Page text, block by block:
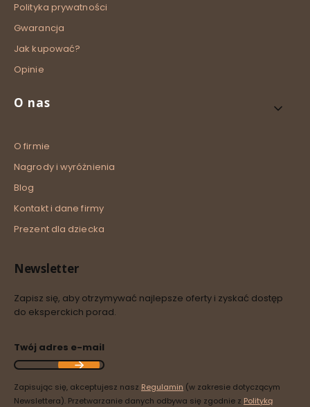
Polityka prywatności
Gwarancja
Jak kupować?
Opinie
O nas
O firmie
Nagrody i wyróżnienia
Blog
Kontakt i dane firmy
Prezent dla dziecka
Newsletter
Zapisz się, aby otrzymywać najlepsze oferty i zyskać dostęp
do eksperckich porad.
Twój adres e-mail
Zapisując się, akceptujesz nasz Regulamin (w zakresie dotyczącym
Newslettera). Przetwarzanie danych odbywa się zgodnie z Polityką